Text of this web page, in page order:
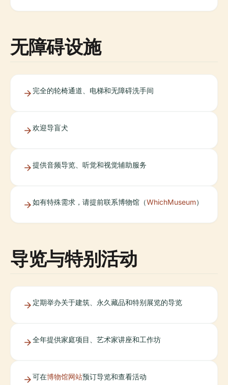
无障碍设施
完全的轮椅通道、电梯和无障碍洗手间
欢迎导盲犬
提供音频导览、听觉和视觉辅助服务
如有特殊需求，请提前联系博物馆（WhichMuseum）
导览与特别活动
定期举办关于建筑、永久藏品和特别展览的导览
全年提供家庭项目、艺术家讲座和工作坊
可在博物馆网站预订导览和查看活动